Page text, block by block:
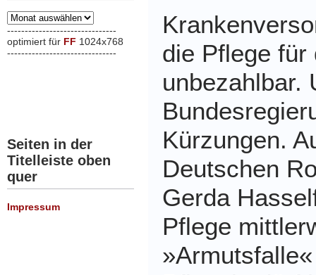
Archivauswahlbox
-------------------------------
optimiert für FF 1024x768
-------------------------------
Seiten in der
Titelleiste oben
quer
Impressum
die Pflege für
unbezahlbar.
Kürzungen.
Deutschen
Gerda
Pflege